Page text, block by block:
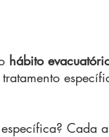
hábito
Cada